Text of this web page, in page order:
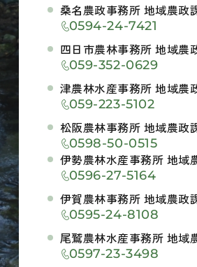
桑名農政事務所 地域農政
0594-24-7421
四日市農林事務所 地域農
059-352-0629
津農林水産事務所 地域農
059-223-5102
松阪農林事務所 地域農政
0598-50-0515
伊勢農林水産事務所 地域
0596-27-5164
伊賀農林事務所 地域農政
0595-24-8108
尾鷲農林水産事務所 地域
0597-23-3498